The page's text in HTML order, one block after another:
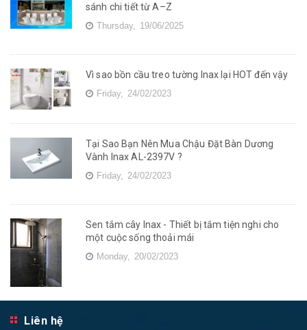
sánh chi tiết từ A–Z
Thursday, 19/06/2025
Vì sao bồn cầu treo tường Inax lại HOT đến vậy
Friday, 24/02/2023
Tại Sao Bạn Nên Mua Chậu Đặt Bàn Dương
Vành Inax AL-2397V ?
Friday, 24/02/2023
Sen tắm cây Inax - Thiết bị tắm tiện nghi cho
một cuộc sống thoải mái
Monday, 20/02/2023
Liên hệ